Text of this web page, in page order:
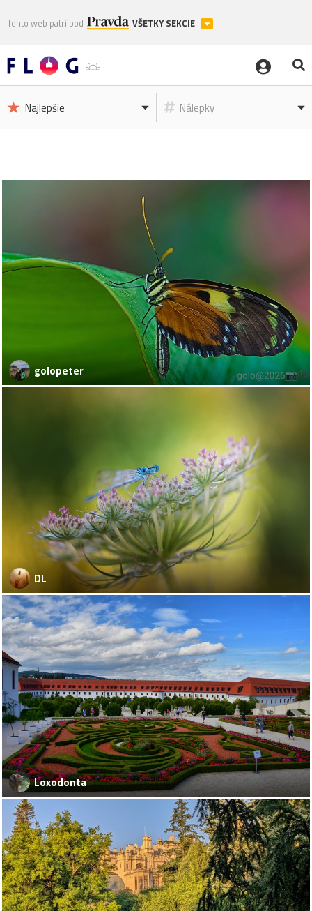
Tento web patrí pod VŠETKY SEKCIE
Najlepšie Nálepky
golopeter
DL
Loxodonta